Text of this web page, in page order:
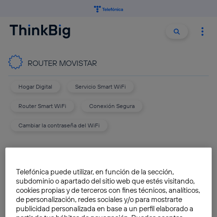
Buscar
ROUTER MOVISTAR
Hogar Digital Servicio Smart WiFi
Router Smart WiFi Conexión Segura
Cambiar la contraseña del WiFi
de Movistar llega a tu hogar
José María López
Telefónica puede utilizar, en función de la sección,
subdominio o apartado del sitio web que estés visitando,
cookies propias y de terceros con fines técnicos, analíticos,
de personalización, redes sociales y/o para mostrarte
publicidad personalizada en base a un perfil elaborado a